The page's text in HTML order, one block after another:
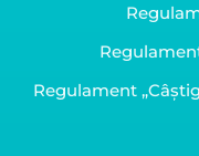
Regulament